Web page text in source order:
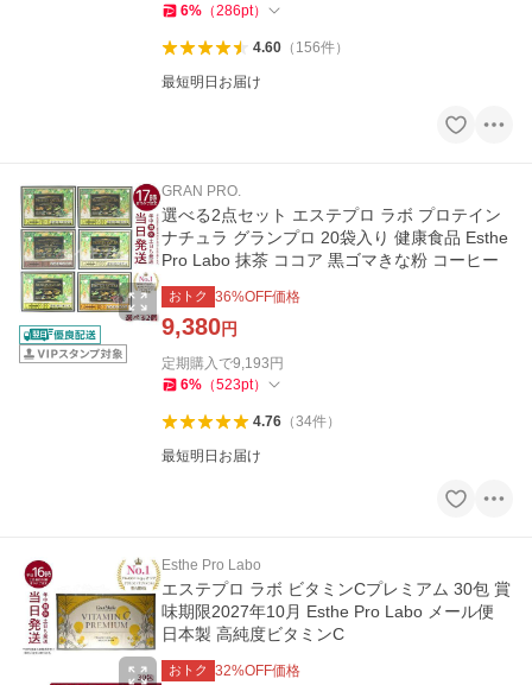
6% （286pt）
4.60（ 156件）
最短明日お届け
GRAN PRO.
選べる2点セット エステプロ ラボ プロテイン
ナチュラ グランプロ 20袋入り 健康食品 Esthe
Pro Labo 抹茶 ココア 黒ゴマきな粉 コーヒー
おトク 36%OFF価格
9,380円
定期購入で9,193 円
6% （523pt）
4.76（34件）
最短明日お届け
Esthe Pro Labo
エステプロ ラボ ビタミンCプレミアム 30包 賞
味期限2027年10月 Esthe Pro Labo メール便
日本製 高純度ビタミンC
おトク 32%OFF価格